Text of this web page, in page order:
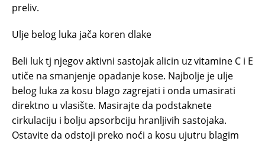
preliv.
Ulje belog luka jača koren dlake
Beli luk tj njegov aktivni sastojak alicin uz vitamine C i E
utiče na smanjenje opadanje kose. Najbolje je ulje
belog luka za kosu blago zagrejati i onda umasirati
direktno u vlasište. Masirajte da podstaknete
cirkulaciju i bolju apsorbciju hranljivih sastojaka.
Ostavite da odstoji preko noći a kosu ujutru blagim